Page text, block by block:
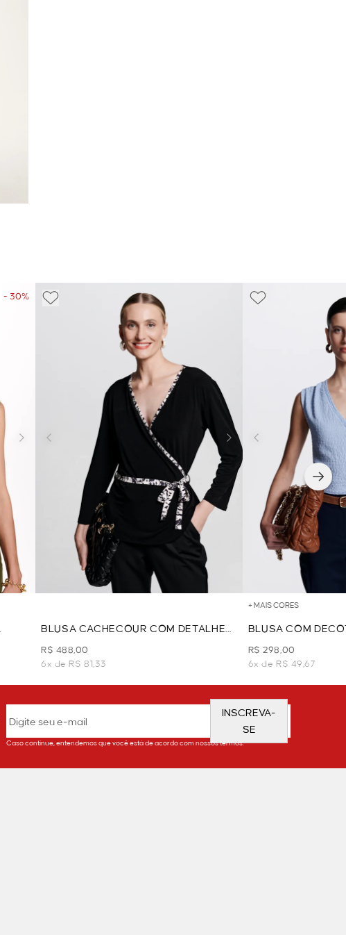
- 30%
BLUSA CACHECOUR COM DETALHE
DE ESTAMPA - PRETO
R$ 488,00
6x de R$ 81,33
+ MAIS CORES
BLUSA COM
TEXTURIZADA -
R$ 298,00
6x de R$ 49,67
INSCREVA-
SE
Caso continue, entendemos que você está de acordo com nossos termos.